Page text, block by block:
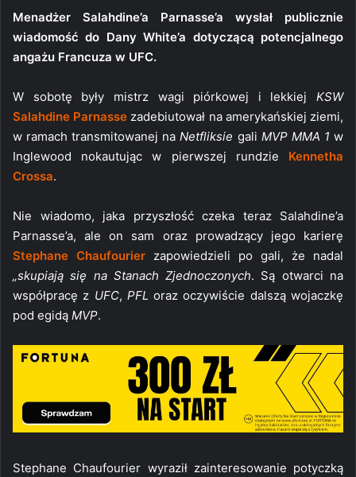
Menadżer Salahdine’a Parnasse’a wysłał publicznie
wiadomość do Dany White’a dotyczącą potencjalnego
angażu Francuza w UFC.
W sobotę były mistrz wagi piórkowej i lekkiej KSW
Salahdine Parnasse zadebiutował na amerykańskiej ziemi,
w ramach transmitowanej naNetfliksie gali MVP MMA 1 w
Inglewood nokautując w pierwszej rundzie Kennetha
Crossa.
Nie wiadomo, jaka przyszłość czeka teraz Salahdine’a
Parnasse’a, ale on sam oraz prowadzący jego karierę
Stephane Chaufourier zapowiedzieli po gali, że nadal
„skupiają się na Stanach Zjednoczonych. Są otwarci na
współpracę z UFC, PFL oraz oczywiście dalszą wojaczkę
pod egidą MVP.
Stephane Chaufourier wyraził zainteresowanie potyczką